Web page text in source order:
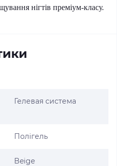
нігтів преміум-класу.
Гелевая система
Полігель
Beige